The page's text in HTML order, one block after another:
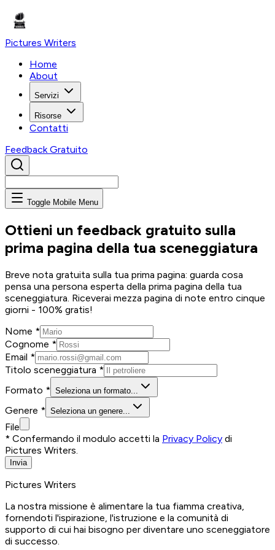
Pictures Writers
Home
About
Servizi
Risorse
Contatti
Feedback Gratuito
Toggle Mobile Menu
Ottieni un feedback gratuito sulla
prima pagina della tua sceneggiatura
Breve nota gratuita sulla tua prima pagina: guarda cosa
pensa una persona esperta della prima pagina della tua
sceneggiatura. Riceverai mezza pagina di note entro cinque
giorni - 100% gratis!
Nome *
Cognome *
Email *
Titolo sceneggiatura *
Formato * Seleziona un formato...
Genere * Seleziona un genere...
File
* Confermando il modulo accetti la Privacy Policy di
Pictures Writers.
Invia
Pictures Writers
La nostra missione è alimentare la tua fiamma creativa,
fornendoti l'ispirazione, l'istruzione e la comunità di
supporto di cui hai bisogno per diventare uno sceneggiatore
di successo.